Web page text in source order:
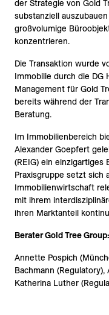
der Strategie von Gold
substanziell
großvolumige
konzentrieren.
Die Transaktion wurde
Immobilie durch die DG
Management für Gold
bereits während der
Beratung.
Im Immobilienbereich
Alexander Goepfert
(REIG) ein einzigartiges
Praxisgruppe setzt sich
Immobilienwirtschaft
mit ihrem
ihren Marktanteil
Berater Gold Tree Group:
Annette Pospich
Bachmann (Regulatory),
Katherina Luther